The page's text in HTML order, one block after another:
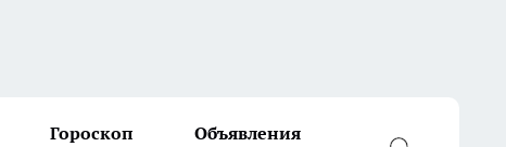
Гороскоп
Объявления